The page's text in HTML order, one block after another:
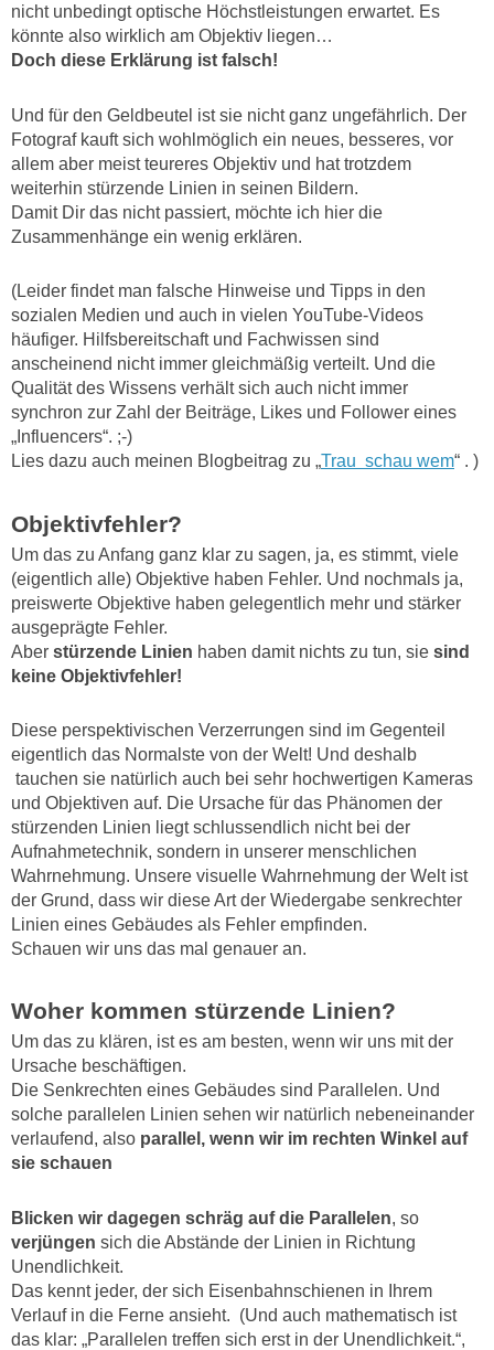
nicht unbedingt optische Höchstleistungen erwartet. Es
könnte also wirklich am Objektiv liegen…
Doch diese Erklärung ist falsch!
Und für den Geldbeutel ist sie nicht ganz ungefährlich. Der
Fotograf kauft sich wohlmöglich ein neues, besseres, vor
allem aber meist teureres Objektiv und hat trotzdem
weiterhin stürzende Linien in seinen Bildern.
Damit Dir das nicht passiert, möchte ich hier die
Zusammenhänge ein wenig erklären.
(Leider findet man falsche Hinweise und Tipps in den
sozialen Medien und auch in vielen YouTube-Videos
häufiger. Hilfsbereitschaft und Fachwissen sind
anscheinend nicht immer gleichmäßig verteilt. Und die
Qualität des Wissens verhält sich auch nicht immer
synchron zur Zahl der Beiträge, Likes und Follower eines
„Influencers“. ;-)
Lies dazu auch meinen Blogbeitrag zu „Trau schau wem“ . )
Objektivfehler?
Um das zu Anfang ganz klar zu sagen, ja, es stimmt, viele
(eigentlich alle) Objektive haben Fehler. Und nochmals ja,
preiswerte Objektive haben gelegentlich mehr und stärker
ausgeprägte Fehler.
Aber stürzende Linien haben damit nichts zu tun, sie sind
keine Objektivfehler!
Diese perspektivischen Verzerrungen sind im Gegenteil
eigentlich das Normalste von der Welt! Und deshalb
tauchen sie natürlich auch bei sehr hochwertigen Kameras
und Objektiven auf. Die Ursache für das Phänomen der
stürzenden Linien liegt schlussendlich nicht bei der
Aufnahmetechnik, sondern in unserer menschlichen
Wahrnehmung. Unsere visuelle Wahrnehmung der Welt ist
der Grund, dass wir diese Art der Wiedergabe senkrechter
Linien eines Gebäudes als Fehler empfinden.
Schauen wir uns das mal genauer an.
Woher kommen stürzende Linien?
Um das zu klären, ist es am besten, wenn wir uns mit der
Ursache beschäftigen.
Die Senkrechten eines Gebäudes sind Parallelen. Und
solche parallelen Linien sehen wir natürlich nebeneinander
verlaufend, also parallel, wenn wir im rechten Winkel auf
sie schauen
Blicken wir dagegen schräg auf die Parallelen, so
verjüngen sich die Abstände der Linien in Richtung
Unendlichkeit.
Das kennt jeder, der sich Eisenbahnschienen in Ihrem
Verlauf in die Ferne ansieht. (Und auch mathematisch ist
das klar: „Parallelen treffen sich erst in der Unendlichkeit.“,